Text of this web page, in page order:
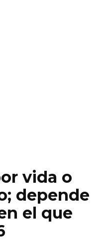
vida o
depende
el que